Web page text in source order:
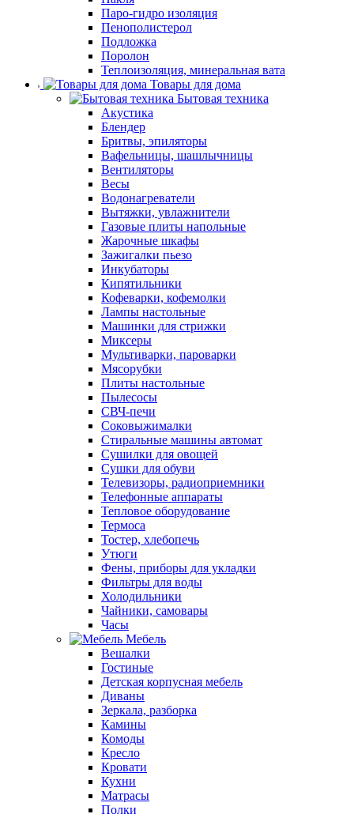
Паро-гидро изоляция
Пенополистерол
Подложка
Поролон
Теплоизоляция, минеральная вата
Товары для дома
Бытовая техника
Акустика
Блендер
Бритвы, эпиляторы
Вафельницы, шашлычницы
Вентиляторы
Весы
Водонагреватели
Вытяжки, увлажнители
Газовые плиты напольные
Жарочные шкафы
Зажигалки пьезо
Инкубаторы
Кипятильники
Кофеварки, кофемолки
Лампы настольные
Машинки для стрижки
Миксеры
Мультиварки, пароварки
Мясорубки
Плиты настольные
Пылесосы
СВЧ-печи
Соковыжималки
Стиральные машины автомат
Сушилки для овощей
Сушки для обуви
Телевизоры, радиоприемники
Телефонные аппараты
Тепловое оборудование
Термоса
Тостер, хлебопечь
Утюги
Фены, приборы для укладки
Фильтры для воды
Холодильники
Чайники, самовары
Часы
Мебель
Вешалки
Гостиные
Детская корпусная мебель
Диваны
Зеркала, разборка
Камины
Комоды
Кресло
Кровати
Кухни
Матрасы
Полки